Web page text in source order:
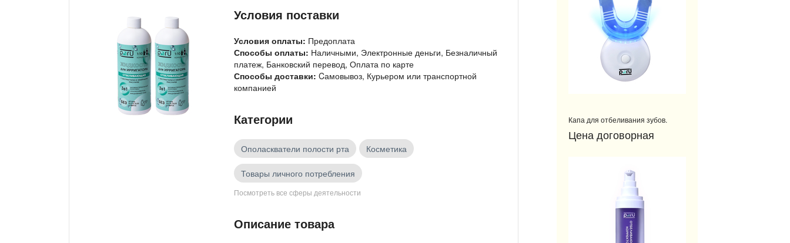
Условия поставки
Условия оплаты: Предоплата
Способы оплаты: Наличными, Электронные деньги, Безналичный
платеж, Банковский перевод, Оплата по карте
Способы доставки: Cамовывоз, Курьером или транспортной
компанией
Категории
Ополаскватели полости рта Косметика
Товары личного потребления
Товары российских производителей
Посмотреть все сферы деятельности
Описание товара
Капа для отбеливания зубов.
Цена договорная